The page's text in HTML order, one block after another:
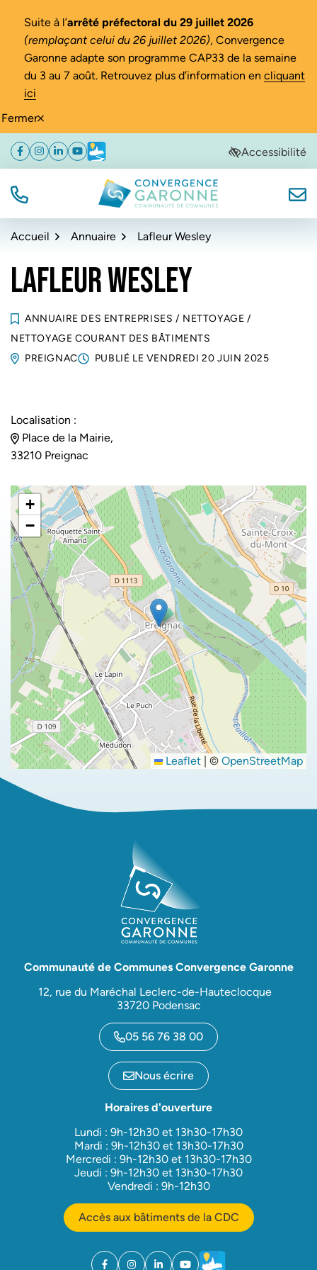
Fermer
Suite à l’arrêté préfectoral du 29 juillet 2026
(remplaçant celui du 26 juillet 2026), Convergence
Garonne adapte son programme CAP33 de la semaine
du 3 au 7 août. Retrouvez plus d’information en cliquant
ici
Aller
navigation
Aller
au
Aller
au
de
Facebook
(ouverture dans un nouvel onglet)
Instagram
(ouverture dans un nouvel onglet)
Linkedin
(ouverture dans un nouvel onglet)
YouTube
(ouverture dans un nouvel onglet)
Météo
(ouverture dans un nouvel onglet)Accessibilité
TÉL. Convergence Garonne
Accueil Annuaire Lafleur Wesley
LAFLEUR WESLEY
ANNUAIRE DES ENTREPRISES / NETTOYAGE /
NETTOYAGE COURANT DES BÂTIMENTS
PREIGNAC
PUBLIÉ LE VENDREDI 20 JUIN 2025
Localisation :
Place de la Mairie,
33210 Preignac
+
−
Leaflet | ©OpenStreetMap
Communauté de Communes Convergence Garonne
12, rue du Maréchal Leclerc-de-Hauteclocque
33720 Podensac
05 56 76 38 00
Nous écrire
Horaires d'ouverture
Lundi : 9h-12h30 et 13h30-17h30
Mardi : 9h-12h30 et 13h30-17h30
Mercredi : 9h-12h30 et 13h30-17h30
Jeudi : 9h-12h30 et 13h30-17h30
Vendredi : 9h-12h30
Accès aux bâtiments de la CDC